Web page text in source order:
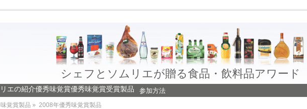
シェフとソムリエが贈る食品・飲料品アワード
エの紹介優秀味覚賞優秀味覚賞受賞製品 参加方法
覚賞製品 » 2008年優秀味覚賞製品